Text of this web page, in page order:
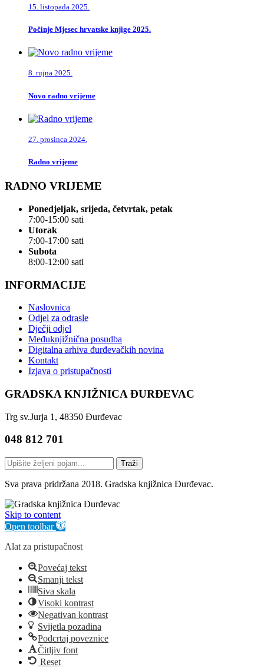
15. listopada 2025.
Počinje Mjesec hrvatske knjige 2025.
8. rujna 2025.
Novo radno vrijeme
27. prosinca 2024.
Radno vrijeme
RADNO VRIJEME
Ponedjeljak, srijeda, četvrtak, petak
7:00-15:00 sati
Utorak
7:00-17:00 sati
Subota
8:00-12:00 sati
INFORMACIJE
Naslovnica
Odjel za odrasle
Dječji odjel
Međuknjižnična posudba
Digitalna arhiva đurđevačkih novina
Kontakt
Izjava o pristupačnosti
GRADSKA KNJIŽNICA ĐURĐEVAC
Trg sv.Jurja 1, 48350 Đurđevac
048 812 701
Traži
Sva prava pridržana 2018. Gradska knjižnica Đurđevac.
Skip to content
Open toolbar
Alat za pristupačnost
Povećaj tekst
Smanji tekst
Siva skala
Visoki kontrast
Negativan kontrast
Svijetla pozadina
Podcrtaj poveznice
Čitljiv font
Reset